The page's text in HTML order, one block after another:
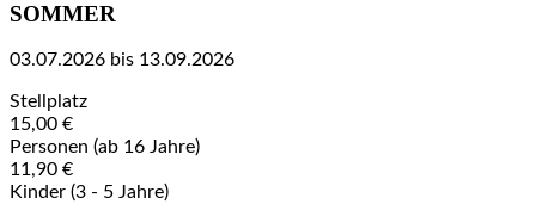
SOMMER
03.07.2026 bis 13.09.2026
Stellplatz
15,00 €
Personen (ab 16 Jahre)
11,90 €
Kinder (3 - 5 Jahre)